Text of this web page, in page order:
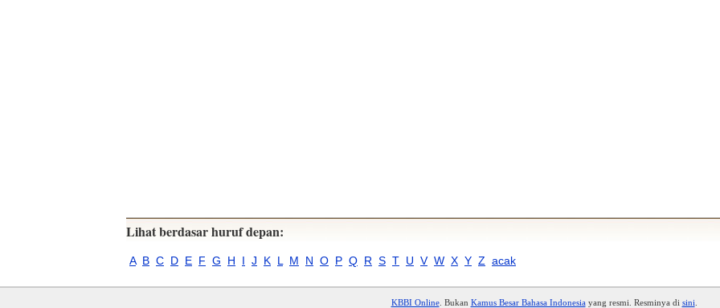
Lihat berdasar huruf depan:
A B C D E F G H I J K L M N O P Q R S T U V W X Y Z acak
KBBI Online. Bukan Kamus Besar Bahasa Indonesiayang resmi. Resminya di sini